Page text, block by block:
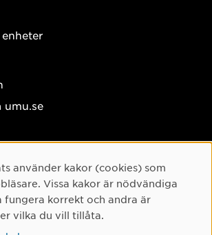
umu.se
använder kakor (cookies) som
Vissa kakor är nödvändiga
fungera korrekt och andra är
vilka du vill tillåta.